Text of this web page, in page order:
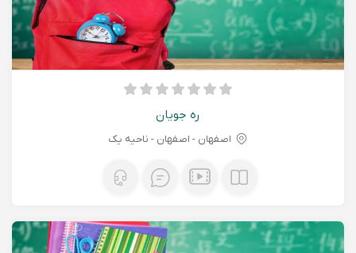
ره جویان
اصفهان - اصفهان - ناحیه یک